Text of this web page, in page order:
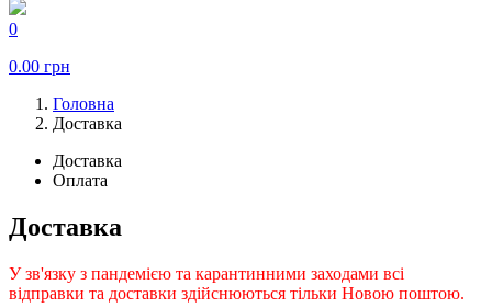
0
0.00 грн
Головна
Доставка
Доставка
Оплата
Доставка
У зв'язку з пандемією та карантинними заходами всі
відправки та доставки здійснюються тільки Новою поштою.